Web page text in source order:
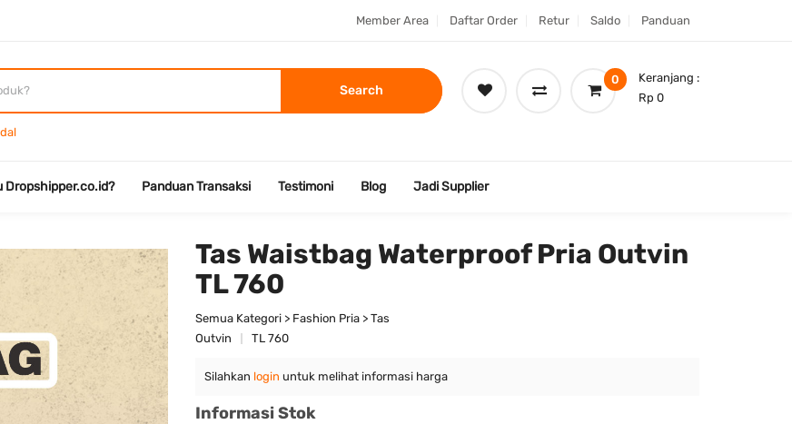
Member Area Daftar Order Retur Saldo Panduan
Search
0
Keranjang :
Rp 0
Dropshipper.co.id? Panduan Transaksi Testimoni Blog Jadi Supplier
Tas Waistbag Waterproof Pria Outvin
TL 760
Semua Kategori > Fashion Pria > Tas
Outvin
TL 760
Silahkan login untuk melihat informasi harga
Informasi Stok